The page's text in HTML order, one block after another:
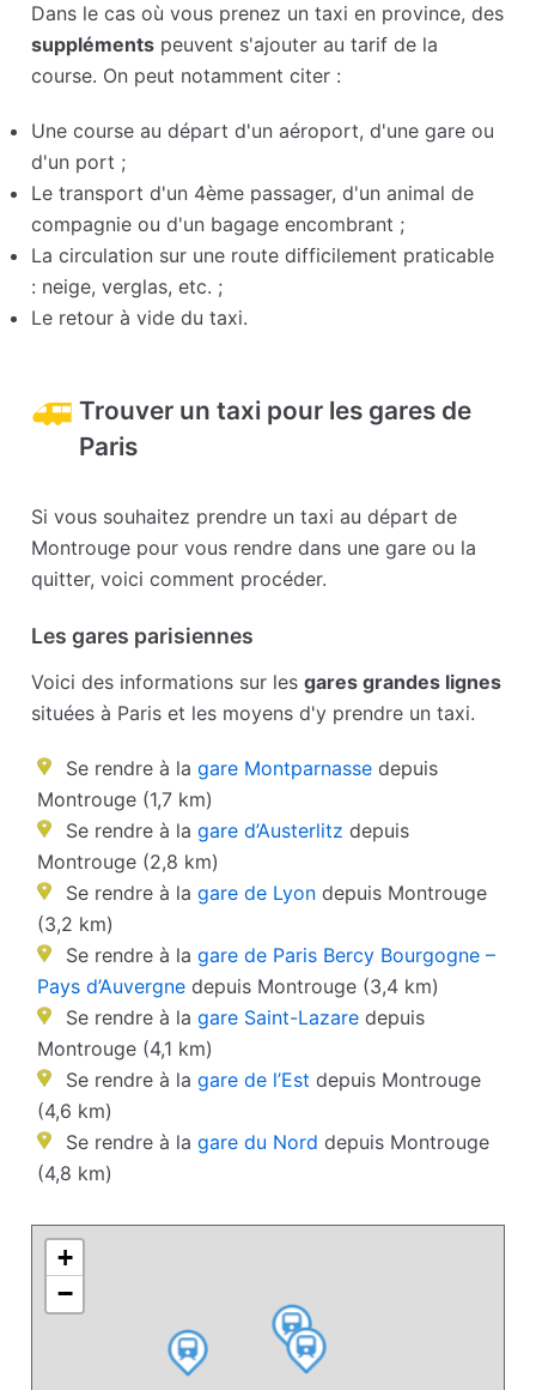
Dans le cas où vous prenez un taxi en province, des
suppléments peuvent s'ajouter au tarif de la
course. On peut notamment citer :
Une course au départ d'un aéroport, d'une gare ou
d'un port ;
Le transport d'un 4ème passager, d'un animal de
compagnie ou d'un bagage encombrant ;
La circulation sur une route difficilement praticable
: neige, verglas, etc. ;
Le retour à vide du taxi.
Trouver un taxi pour les gares de
Paris
Si vous souhaitez prendre un taxi au départ de
Montrouge pour vous rendre dans une gare ou la
quitter, voici comment procéder.
Les gares parisiennes
Voici des informations sur lesgares grandes lignes
situées à Paris et les moyens d'y prendre un taxi.
Se rendre à la gare Montparnasse depuis
Montrouge (1,7 km)
Se rendre à la gare d’Austerlitz depuis
Montrouge (2,8 km)
Se rendre à la gare de Lyon depuis Montrouge
(3,2 km)
Se rendre à la gare de Paris Bercy Bourgogne –
Pays d’Auvergne depuis Montrouge (3,4 km)
Se rendre à la gare Saint-Lazare depuis
Montrouge (4,1 km)
Se rendre à la gare de l’Est depuis Montrouge
(4,6 km)
Se rendre à la gare du Nord depuis Montrouge
(4,8 km)
+
−